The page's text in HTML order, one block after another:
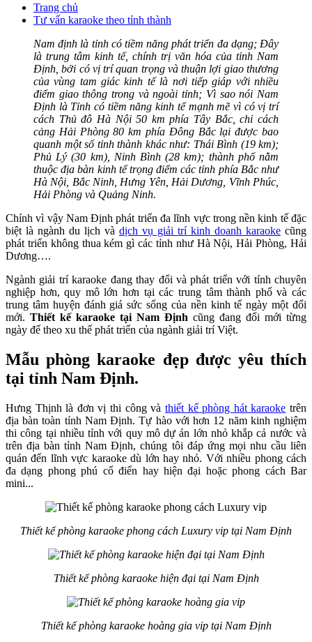
Trang chủ
Tư vấn karaoke theo tỉnh thành
Nam định là tỉnh có tiềm năng phát triển đa dạng; Đây
là trung tâm kinh tế, chính trị văn hóa của tỉnh Nam
Định, bởi có vị trí quan trọng và thuận lợi giao thương
của vùng tam giác kinh tế là nơi tiếp giáp với nhiều
điểm giao thông trong và ngoài tỉnh; Vì sao nói Nam
Định là Tỉnh có tiềm năng kinh tế mạnh mẽ vì có vị trí
cách Thủ đô Hà Nội 50 km phía Tây Bắc, chỉ cách
cảng Hải Phòng 80 km phía Đông Bắc lại được bao
quanh một số tỉnh thành khác như: Thái Bình (19 km);
Phủ Lý (30 km), Ninh Bình (28 km); thành phố nằm
thuộc địa bàn kinh tế trọng điểm các tỉnh phía Bắc như
Hà Nội, Bắc Ninh, Hưng Yên, Hải Dương, Vĩnh Phúc,
Hải Phòng và Quảng Ninh.
Chính vì vậy Nam Định phát triển đa lĩnh vực trong nền kinh tế đặc
biệt là ngành du lịch và dịch vụ giải trí kinh doanh karaoke cũng
phát triển không thua kém gì các tỉnh như Hà Nội, Hải Phòng, Hải
Dương….
Ngành giải trí karaoke đang thay đổi và phát triển với tính chuyên
nghiệp hơn, quy mô lớn hơn tại các trung tâm thành phố và các
trung tâm huyện đánh giá sức sống của nền kinh tế ngày một đổi
mới. Thiết kế karaoke tại Nam Định cũng đang đổi mới từng
ngày để theo xu thế phát triển của ngành giải trí Việt.
Mẫu phòng karaoke đẹp được yêu thích
tại tỉnh Nam Định.
Hưng Thịnh là đơn vị thi công và thiết kế phòng hát karaoke trên
địa bàn toàn tỉnh Nam Định. Tự hào với hơn 12 năm kinh nghiệm
thi công tại nhiều tỉnh với quy mô dự án lớn nhỏ khắp cả nước và
trên địa bàn tỉnh Nam Định, chúng tôi đáp ứng mọi nhu cầu liên
quán đến lĩnh vực karaoke dù lớn hay nhỏ. Với nhiều phong cách
đa dạng phong phú cổ điển hay hiện đại hoặc phong cách Bar
mini...
Thiết kế phòng karaoke phong cách Luxury vip tại Nam Định
Thiết kế phòng karaoke hiện đại tại Nam Định
Thiết kế phòng karaoke hoàng gia vip tại Nam Định